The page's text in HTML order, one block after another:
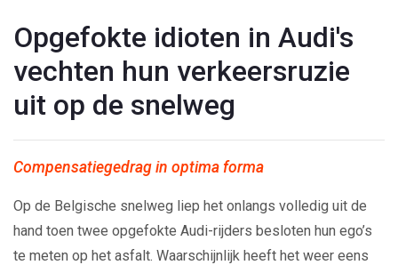
Opgefokte idioten in Audi's
vechten hun verkeersruzie
uit op de snelweg
Compensatiegedrag in optima forma
Op de Belgische snelweg liep het onlangs volledig uit de
hand toen twee opgefokte Audi-rijders besloten hun ego’s
te meten op het asfalt. Waarschijnlijk heeft het weer eens